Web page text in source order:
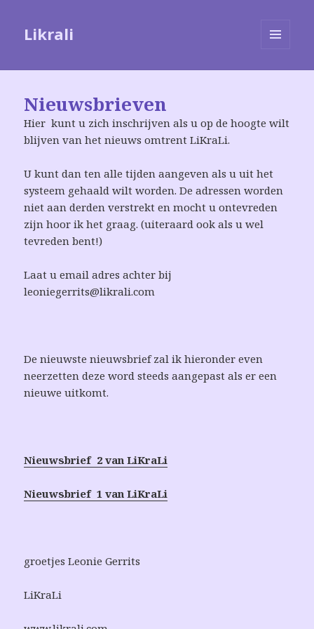
Likrali
Nieuwsbrieven
Hier kunt u zich inschrijven als u op de hoogte wilt
blijven van het nieuws omtrent LiKraLi.
U kunt dan ten alle tijden aangeven als u uit het
systeem gehaald wilt worden. De adressen worden
niet aan derden verstrekt en mocht u ontevreden
zijn hoor ik het graag. (uiteraard ook als u wel
tevreden bent!)
Laat u email adres achter bij
leoniegerrits@likrali.com
De nieuwste nieuwsbrief zal ik hieronder even
neerzetten deze word steeds aangepast als er een
nieuwe uitkomt.
Nieuwsbrief 2 van LiKraLi
Nieuwsbrief 1 van LiKraLi
groetjes Leonie Gerrits
LiKraLi